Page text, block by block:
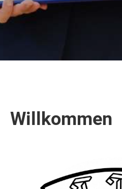
Willkommen